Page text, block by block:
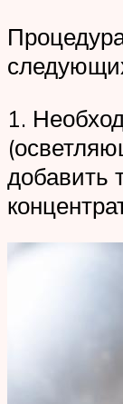
1.
добавить